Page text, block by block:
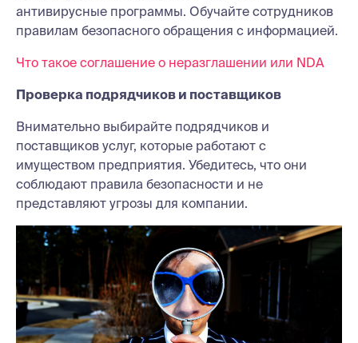
антивирусные программы. Обучайте сотрудников
правилам безопасного обращения с информацией.
Что такое соглашение о неразглашении или NDA
Проверка подрядчиков и поставщиков
Внимательно выбирайте подрядчиков и
поставщиков услуг, которые работают с
имуществом предприятия. Убедитесь, что они
соблюдают правила безопасности и не
представляют угрозы для компании.